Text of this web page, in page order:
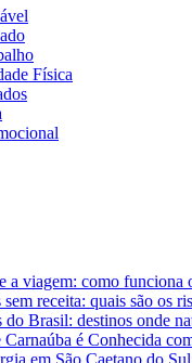
Física
a viagem: como
receita: quais são os
do Brasil: destinos onde
é Conhecida
em São Caetano do